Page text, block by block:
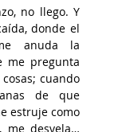
no llego. Y
donde el
anuda la
me pregunta
cuando
de que
estruje como
me desvela…